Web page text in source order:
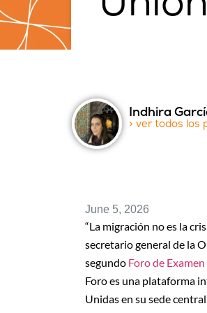
Indhira
> ver todos los
June 5, 2026
“La migración no es la
secretario general de la
segundo Foro de
Foro es una plataforma
Unidas en su sede